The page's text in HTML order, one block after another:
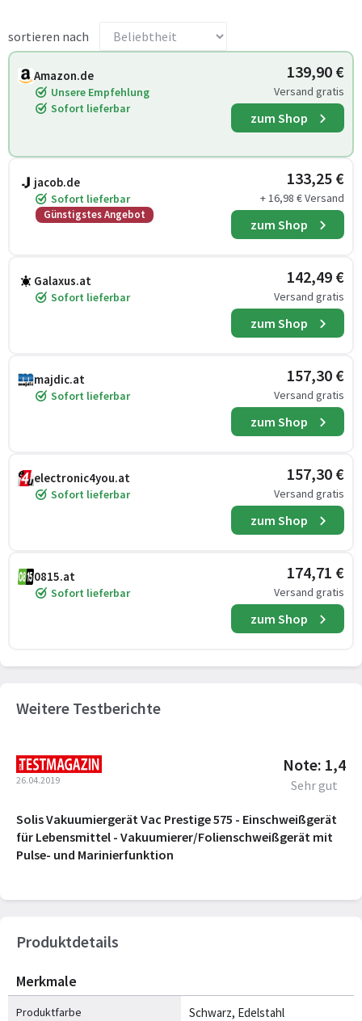
sortieren nach
Amazon.de
Unsere Empfehlung
Sofort lieferbar
139,90 €
Versand gratis
zum Shop
jacob.de
Sofort lieferbar
Günstigstes Angebot
133,25 €
+ 16,98 € Versand
zum Shop
Galaxus.at
Sofort lieferbar
142,49 €
Versand gratis
zum Shop
majdic.at
Sofort lieferbar
157,30 €
Versand gratis
zum Shop
electronic4you.at
Sofort lieferbar
157,30 €
Versand gratis
zum Shop
0815.at
Sofort lieferbar
174,71 €
Versand gratis
zum Shop
Weitere Testberichte
26.04.2019
Note: 1,4
Sehr gut
Solis Vakuumiergerät Vac Prestige 575 - Einschweißgerät
für Lebensmittel - Vakuumierer/Folienschweißgerät mit
Pulse- und Marinierfunktion
Produktdetails
Merkmale
Produktfarbe Schwarz, Edelstahl